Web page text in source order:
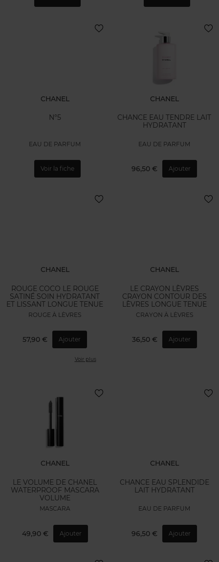
CHANEL
N°5
EAU DE PARFUM
Voir la fiche
CHANEL
CHANCE EAU TENDRE LAIT
HYDRATANT
EAU DE PARFUM
96,50 € Ajouter
CHANEL
ROUGE COCO LE ROUGE
SATINÉ SOIN HYDRATANT
ET LISSANT LONGUE TENUE
ROUGE À LÈVRES
57,90 € Ajouter
Voir plus
CHANEL
LE CRAYON LÈVRES
CRAYON CONTOUR DES
LÈVRES LONGUE TENUE
CRAYON À LÈVRES
36,50 € Ajouter
CHANEL
LE VOLUME DE CHANEL
WATERPROOF MASCARA
VOLUME
MASCARA
49,90 € Ajouter
CHANEL
CHANCE EAU SPLENDIDE
LAIT HYDRATANT
EAU DE PARFUM
96,50 € Ajouter